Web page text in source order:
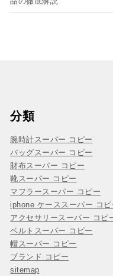
分類
腕時計スーパー コピー
バッグスーパー コピー
財布スーパー コピー
靴スーパー コピー
マフラースーパー コピー
iphone ケーススーパー コピ
アクセサリースーパー コピ
ベルトスーパー コピー
帽スーパー コピー
ブランド コピー
sitemap